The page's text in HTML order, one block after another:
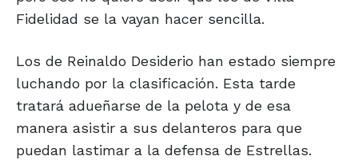
Fidelidad se la vayan hacer sencilla.
Los de Reinaldo Desiderio han estado siempre
luchando por la clasificación. Esta tarde
tratará adueñarse de la pelota y de esa
manera asistir a sus delanteros para que
puedan lastimar a la defensa de Estrellas.